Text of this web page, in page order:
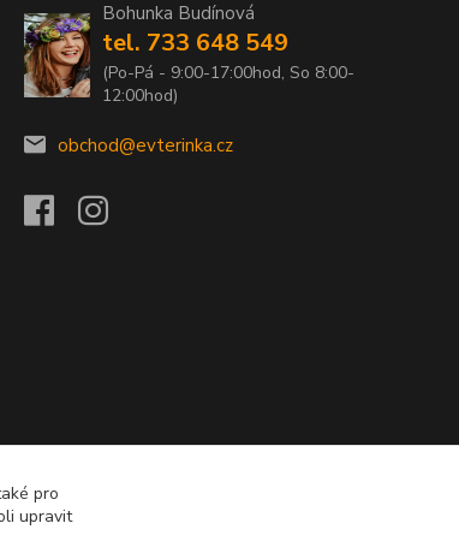
Bohunka Budínová
tel. 733 648 549
(Po-Pá - 9:00-17:00hod, So 8:00-
12:00hod)
obchod@evterinka.cz
pro
upravit